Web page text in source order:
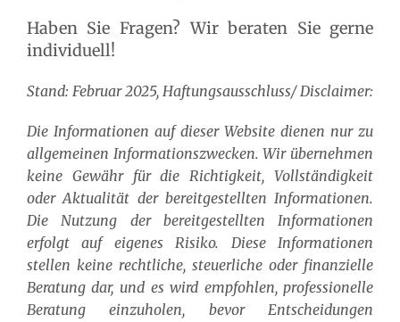
Haben Sie Fragen? Wir beraten Sie gerne
individuell!
Stand: Februar 2025, Haftungsausschluss/ Disclaimer:
Die Informationen auf dieser Website dienen nur zu
allgemeinen Informationszwecken. Wir übernehmen
keine Gewähr für die Richtigkeit, Vollständigkeit
oder Aktualität der bereitgestellten Informationen.
Die Nutzung der bereitgestellten Informationen
erfolgt auf eigenes Risiko. Diese Informationen
stellen keine rechtliche, steuerliche oder finanzielle
Beratung dar, und es wird empfohlen, professionelle
Beratung einzuholen, bevor Entscheidungen